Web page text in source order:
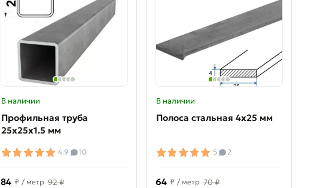
В наличии
Профильная труба
25х25х1.5 мм
4.9 10
84 ₽ / метр 92 ₽
В наличии
Полоса стальная 4х25 мм
5 2
64 ₽ / метр 70 ₽